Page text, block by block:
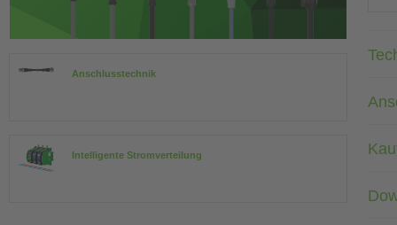
Anschlusstechnik
Intelligente Stromverteilung